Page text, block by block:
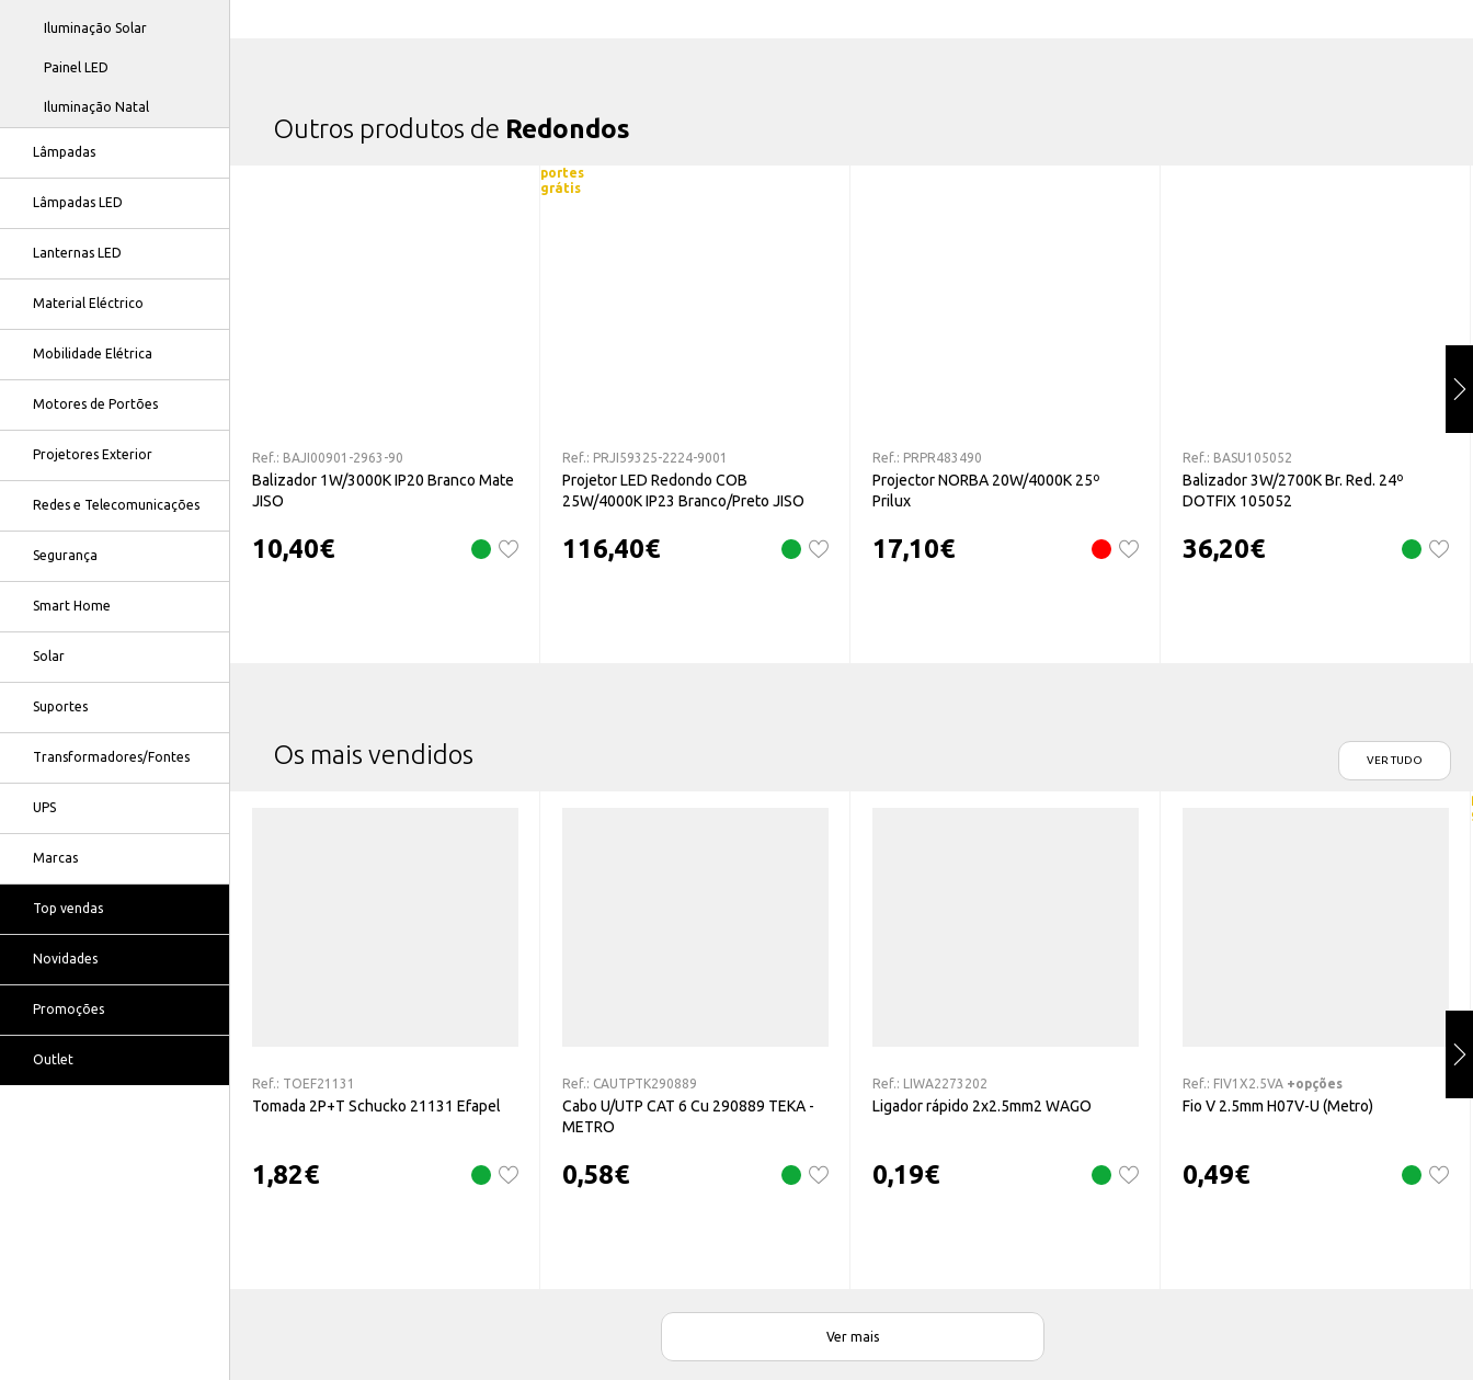
Iluminação Solar
Painel LED
Iluminação Natal
Lâmpadas
Lâmpadas LED
Lanternas LED
Material Eléctrico
Mobilidade Elétrica
Motores de Portões
Projetores Exterior
Redes e Telecomunicações
Segurança
Smart Home
Solar
Suportes
Transformadores/Fontes
UPS
Marcas
Top vendas
Novidades
Promoções
Outlet
Outros produtos de Redondos
Ref.: BAJI00901-2963-90
Balizador 1W/3000K IP20 Branco Mate
JISO
10,40€
portes
grátis
Ref.: PRJI59325-2224-9001
Projetor LED Redondo COB
25W/4000K IP23 Branco/Preto JISO
116,40€
Ref.: PRPR483490
Projector NORBA 20W/4000K 25º
Prilux
17,10€
Ref.: BASU105052
Balizador 3W/2700K Br. Red. 24º
DOTFIX 105052
36,20€
Os mais vendidos VER TUDO
Ref.: TOEF21131
Tomada 2P+T Schucko 21131 Efapel
1,82€
Ref.: CAUTPTK290889
Cabo U/UTP CAT 6 Cu 290889 TEKA -
METRO
0,58€
Ref.: LIWA2273202
Ligador rápido 2x2.5mm2 WAGO
0,19€
Ref.: FIV1X2.5VA +opções
Fio V 2.5mm H07V-U (Metro)
0,49€
Ver mais